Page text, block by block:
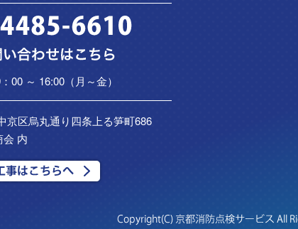
～ 16:00（月～金）
京区烏丸通り四条上る笋町686
会 内